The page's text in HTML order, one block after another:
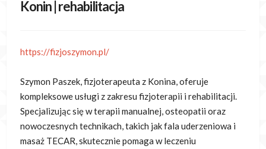
Konin | rehabilitacja
https://fizjoszymon.pl/
Szymon Paszek, fizjoterapeuta z Konina, oferuje
kompleksowe usługi z zakresu fizjoterapii i rehabilitacji.
Specjalizując się w terapii manualnej, osteopatii oraz
nowoczesnych technikach, takich jak fala uderzeniowa i
masaż TECAR, skutecznie pomaga w leczeniu